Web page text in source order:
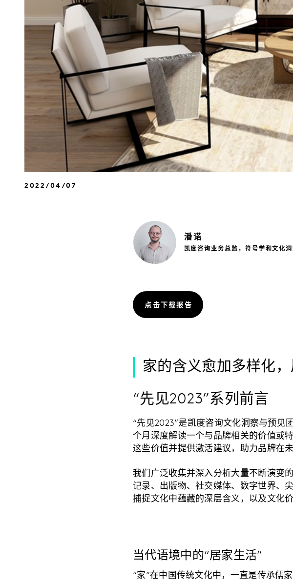
2022/04/07
潘 诺
凯度咨询业务总监，符号学和文化
点击下载报告
家的含义愈加多样化
“先见2023”系列前言
“先见2023”是凯度咨询文化洞察与预见
个月深度解读一个与品牌相关的价值或
这些价值并提供激活建议，助力品牌在
我们广泛收集并深入分析大量不断演变
记录、出版物、社交媒体、数字世界、
捕捉文化中蕴藏的深层含义，以及文化
当代语境中的“居家生活”
“家”在中国传统文化中，一直是传承儒